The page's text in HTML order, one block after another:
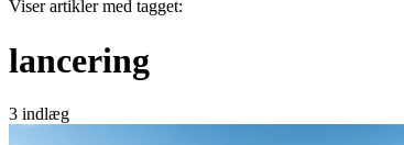
Viser artikler med tagget:
lancering
3 indlæg